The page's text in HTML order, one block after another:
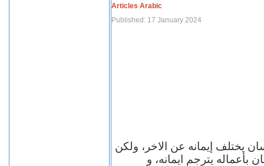
Articles Arabic
Published: 17 January 2024
يختلف إيمانه عن الاخر، ولكن
بأعماله يترجم ايمانه، و